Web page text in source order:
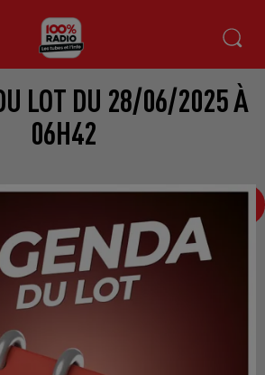
LOT DU 28/06/2025 À
06H42